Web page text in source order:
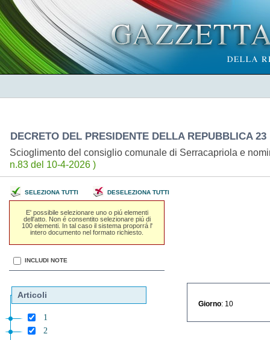
DECRETO DEL PRESIDENTE DELLA REPUBBLICA
Scioglimento del consiglio comunale di Serracapriola e
n.83 del 10-4-2026 )
SELEZIONA TUTTI DESELEZIONA TUTTI
E' possibile selezionare uno o piú elementi
dell'atto. Non é consentito selezionare piú di
100 elementi. In tal caso il sistema proporrá l'
intero documento nel formato richiesto.
INCLUDI NOTE
Articoli
1
2
Giorno : 10